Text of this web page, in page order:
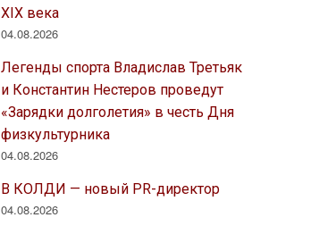
XIX века
04.08.2026
Легенды спорта Владислав Третьяк
и Константин Нестеров проведут
«Зарядки долголетия» в честь Дня
физкультурника
04.08.2026
В КОЛДИ — новый PR-директор
04.08.2026